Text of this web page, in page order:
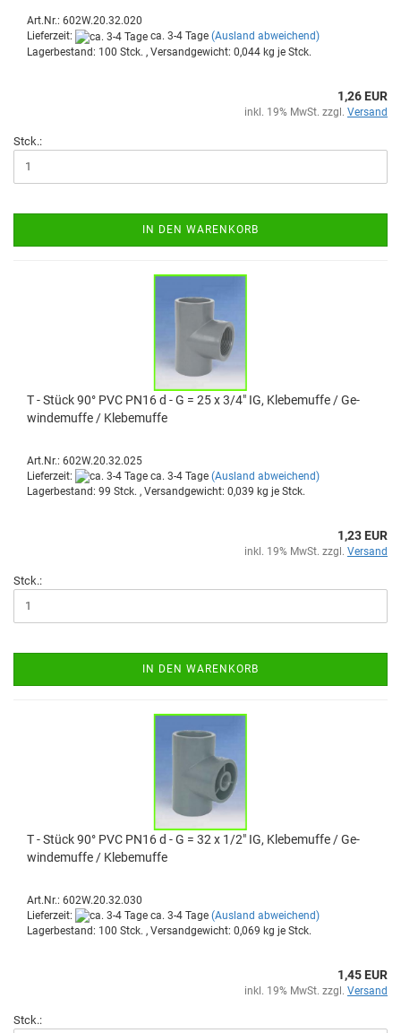
Art.Nr.: 602W.20.32.020
Lieferzeit:
ca. 3-4 Tage (Ausland abweichend)
Lagerbestand: 100 Stck. , Versandgewicht: 0,044 kg je Stck.
1,26 EUR
inkl. 19% MwSt. zzgl. Versand
Stck.:
IN DEN WARENKORB
T - Stück 90° PVC PN16 d - G = 25 x 3/4" IG, Kle­be­muf­fe / Ge­
win­de­muf­fe / Kle­be­muf­fe
Art.Nr.: 602W.20.32.025
Lieferzeit:
ca. 3-4 Tage (Ausland abweichend)
Lagerbestand: 99 Stck. , Versandgewicht: 0,039 kg je Stck.
1,23 EUR
inkl. 19% MwSt. zzgl. Versand
Stck.:
IN DEN WARENKORB
T - Stück 90° PVC PN16 d - G = 32 x 1/2" IG, Kle­be­muf­fe / Ge­
win­de­muf­fe / Kle­be­muf­fe
Art.Nr.: 602W.20.32.030
Lieferzeit:
ca. 3-4 Tage (Ausland abweichend)
Lagerbestand: 100 Stck. , Versandgewicht: 0,069 kg je Stck.
1,45 EUR
inkl. 19% MwSt. zzgl. Versand
Stck.: